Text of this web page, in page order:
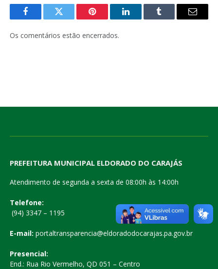
FacebookTwitter Pinterest LinkedInTumblr
E-
Os comentários estão encerrados.
PREFEITURA MUNICIPAL ELDORADO DO CARAJÁS
Atendimento de segunda a sexta de 08:00h às 14:00h
Telefone:
(94) 3347 – 1195
E-mail: portaltransparencia@eldoradodocarajas.pa.gov.br
Presencial:
End.: Rua Rio Vermelho, QD 051 – Centro